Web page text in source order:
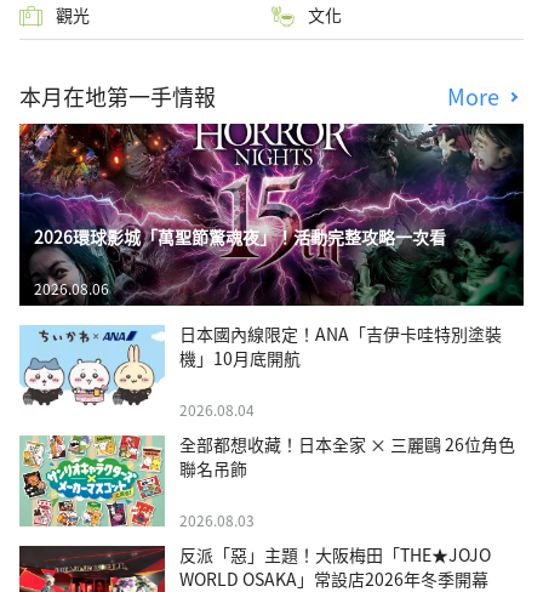
觀光 文化
本月在地第一手情報 More
2026環球影城「萬聖節驚魂夜」！活動完整攻略一次看
2026.08.06
日本國內線限定！ANA「吉伊卡哇特別塗裝
機」10月底開航
2026.08.04
全部都想收藏！日本全家 × 三麗鷗 26位角色
聯名吊飾
2026.08.03
反派「惡」主題！大阪梅田「THE★JOJO
WORLD OSAKA」常設店2026年冬季開幕